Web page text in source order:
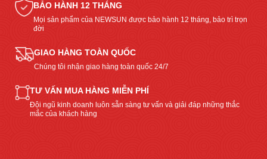
BẢO HÀNH 12 THÁNG
Mọi sản phẩm của NEWSUN được bảo hành 12 tháng, bảo trì trọn
đời
GIAO HÀNG TOÀN QUỐC
Chúng tôi nhận giao hàng toàn quốc 24/7
TƯ VẤN MUA HÀNG MIỄN PHÍ
Đội ngũ kinh doanh luôn sẵn sàng tư vấn và giải đáp những thắc
mắc của khách hàng